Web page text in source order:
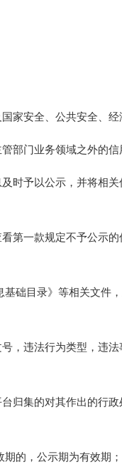
安全、公共安全、经
门业务领域之外的信
予以公示，并将相关
一款规定不予公示的
目录》等相关文件
违法行为类型，违法
集的对其作出的行政
，公示期为有效期；